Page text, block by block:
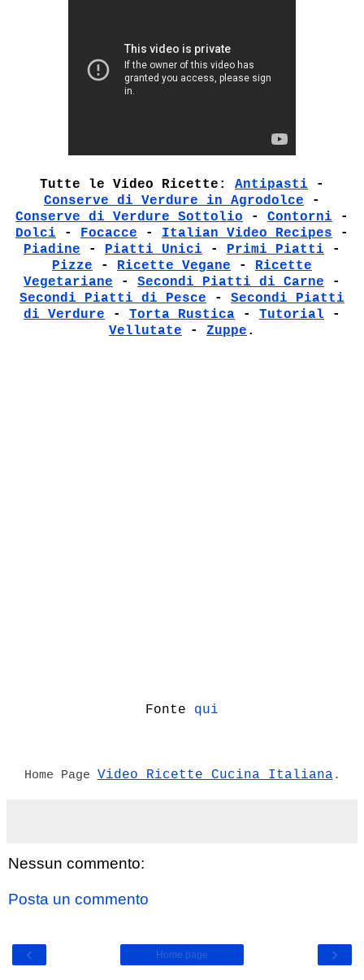
Tutte le Video Ricette: Antipasti -
Conserve di Verdure in Agrodolce -
Conserve di Verdure Sottolio - Contorni -
Dolci - Focacce - Italian Video Recipes -
Piadine - Piatti Unici - Primi Piatti -
Pizze - Ricette Vegane - Ricette
Vegetariane - Secondi Piatti di Carne -
Secondi Piatti di Pesce - Secondi Piatti
di Verdure - Torta Rustica - Tutorial -
Vellutate - Zuppe .
Fonte qui
Home Page Video Ricette Cucina Italiana .
Nessun commento:
Posta un commento
‹ ›
Home page